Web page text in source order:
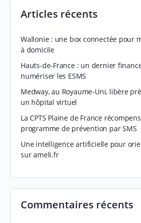
Articles récents
Wallonie : une box connectée pour
à domicile
Hauts-de-France : un dernier
numériser les ESMS
Medway, au Royaume-Uni, libère
un hôpital virtuel
La CPTS Plaine de France
programme de prévention par SMS
Une intelligence artificielle pour
sur ameli.fr
Commentaires récents